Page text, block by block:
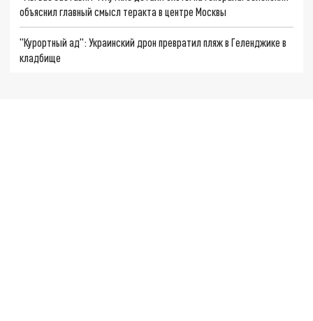
объяснил главный смысл теракта в центре Москвы
"Курортный ад": Украинский дрон превратил пляж в Геленджике в
кладбище